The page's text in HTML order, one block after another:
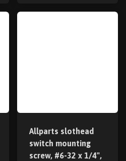
Allparts slothead
switch mounting
screw, #6-32 x 1/4",